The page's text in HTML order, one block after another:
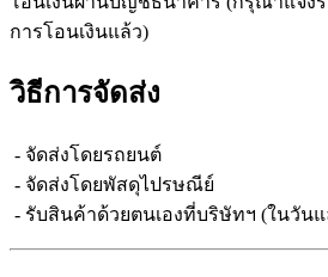
การโอนเงินแล้ว)
วิธีการจัดส่ง
- จัดส่งโดยรถยนต์
- จัดส่งโดยพัสดุไปรษณีย์
- รับสินค้าด้วยตนเองที่บริษัทฯ (ในวันแ